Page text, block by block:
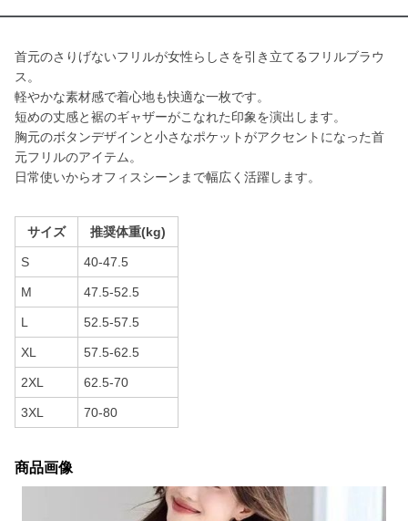
首元のさりげないフリルが女性らしさを引き立てるフリルブラウ
ス。
軽やかな素材感で着心地も快適な一枚です。
短めの丈感と裾のギャザーがこなれた印象を演出します。
胸元のボタンデザインと小さなポケットがアクセントになった首
元フリルのアイテム。
日常使いからオフィスシーンまで幅広く活躍します。
サイズ 推奨体重(kg)
S 40-47.5
M 47.5-52.5
L 52.5-57.5
XL 57.5-62.5
2XL 62.5-70
3XL 70-80
商品画像